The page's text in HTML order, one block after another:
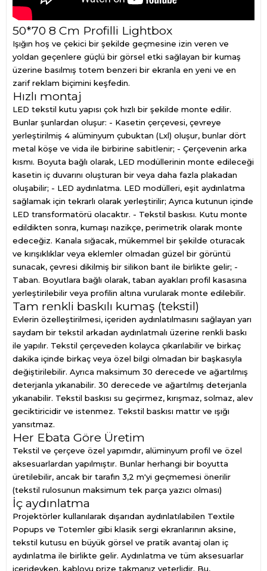
50*70 8 Cm Profilli Lightbox
Işığın hoş ve çekici bir şekilde geçmesine izin veren ve
yoldan geçenlere güçlü bir görsel etki sağlayan bir kumaş
üzerine basılmış totem benzeri bir ekranla en yeni ve en
zarif reklam biçimini keşfedin.
Hızlı montaj
LED tekstil kutu yapısı çok hızlı bir şekilde monte edilir.
Bunlar şunlardan oluşur: - Kasetin çerçevesi, çevreye
yerleştirilmiş 4 alüminyum çubuktan (Lxl) oluşur, bunlar dört
metal köşe ve vida ile birbirine sabitlenir; - Çerçevenin arka
kısmı. Boyuta bağlı olarak, LED modüllerinin monte edileceği
kasetin iç duvarını oluşturan bir veya daha fazla plakadan
oluşabilir; - LED aydınlatma. LED modülleri, eşit aydınlatma
sağlamak için tekrarlı olarak yerleştirilir; Ayrıca kutunun içinde
LED transformatörü olacaktır. - Tekstil baskısı. Kutu monte
edildikten sonra, kumaşı nazikçe, perimetrik olarak monte
edeceğiz. Kanala sığacak, mükemmel bir şekilde oturacak
ve kırışıklıklar veya eklemler olmadan güzel bir görüntü
sunacak, çevresi dikilmiş bir silikon bant ile birlikte gelir; -
Taban. Boyutlara bağlı olarak, taban ayakları profil kasasına
yerleştirilebilir veya profilin altına vurularak monte edilebilir.
Tam renkli baskılı kumaş (tekstil)
Evlerin özelleştirilmesi, içeriden aydınlatılmasını sağlayan yarı
saydam bir tekstil arkadan aydınlatmalı üzerine renkli baskı
ile yapılır. Tekstil çerçeveden kolayca çıkarılabilir ve birkaç
dakika içinde birkaç veya özel bilgi olmadan bir başkasıyla
değiştirilebilir. Ayrıca maksimum 30 derecede ve ağartılmış
deterjanla yıkanabilir. 30 derecede ve ağartılmış deterjanla
yıkanabilir. Tekstil baskısı su geçirmez, kırışmaz, solmaz, alev
geciktiricidir ve istenmez. Tekstil baskısı mattır ve ışığı
yansıtmaz.
Her Ebata Göre Üretim
Tekstil ve çerçeve özel yapımdır, alüminyum profil ve özel
aksesuarlardan yapılmıştır. Bunlar herhangi bir boyutta
üretilebilir, ancak bir tarafın 3,2 m'yi geçmemesi önerilir
(tekstil rulosunun maksimum tek parça yazıcı olması)
İç aydınlatma
Projektörler kullanılarak dışarıdan aydınlatılabilen Textile
Popups ve Totemler gibi klasik sergi ekranlarının aksine,
tekstil kutusu en büyük görsel ve pratik avantaj olan iç
aydınlatma ile birlikte gelir. Aydınlatma ve tüm aksesuarlar
içerideyken, kabloyu prize takmanız yeterlidir. Bu,